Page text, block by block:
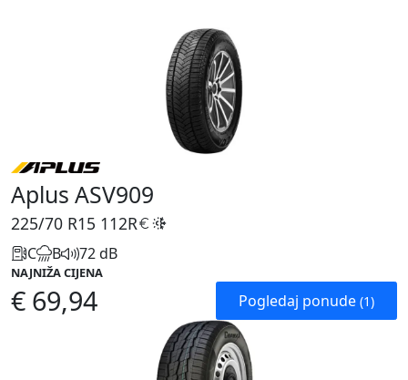
Aplus ASV909
225/70 R15 112R
C B 72 dB
NAJNIŽA CIJENA
€ 69,94 Pogledaj ponude (1)